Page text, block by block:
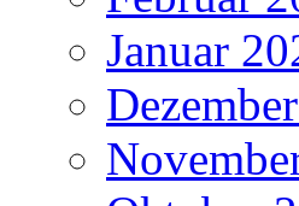
Januar